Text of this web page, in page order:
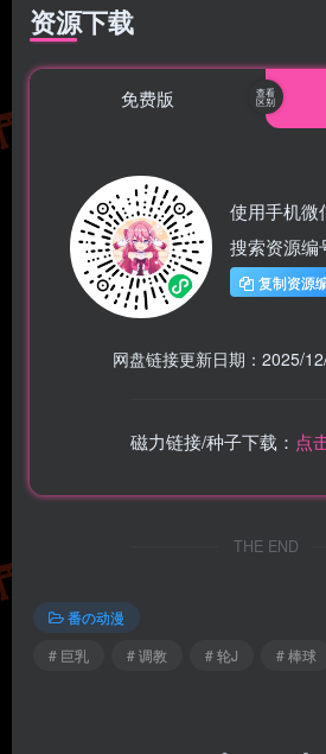
资源下载
免费版
使用手机微
搜索资源编
复制资源
网盘链接更新日期：2025/
磁力链接/种子下载： 点
THE END
番の动漫
# 巨乳
# 调教 # 轮J # 棒球